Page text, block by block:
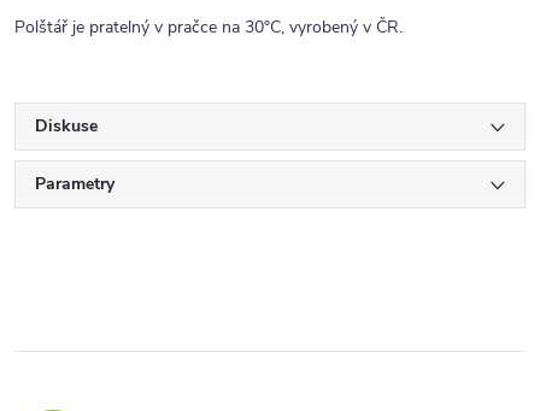
Polštář je pratelný v pračce na 30°C, vyrobený v ČR.
Diskuse
Parametry